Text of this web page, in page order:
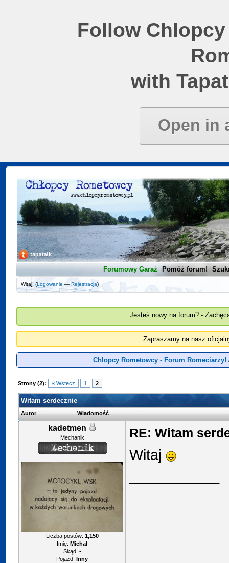
Follow
with
Open in
Forumowy Garaż Pomóż forum!
Witaj! (Logowanie —Rejestracja)
Jesteś nowy na forum? -
Zapraszamy na nasz
Chlopcy Rometowcy - Forum Romeciarzy!
Strony (2): « Wstecz 1 2
Witam serdecznie
Autor Wiadomość
kadetmen
Mechanik
Liczba postów: 1,150
Imię: Michał
Skąd: -
Pojazd: Inny
RE: Witam
Witaj